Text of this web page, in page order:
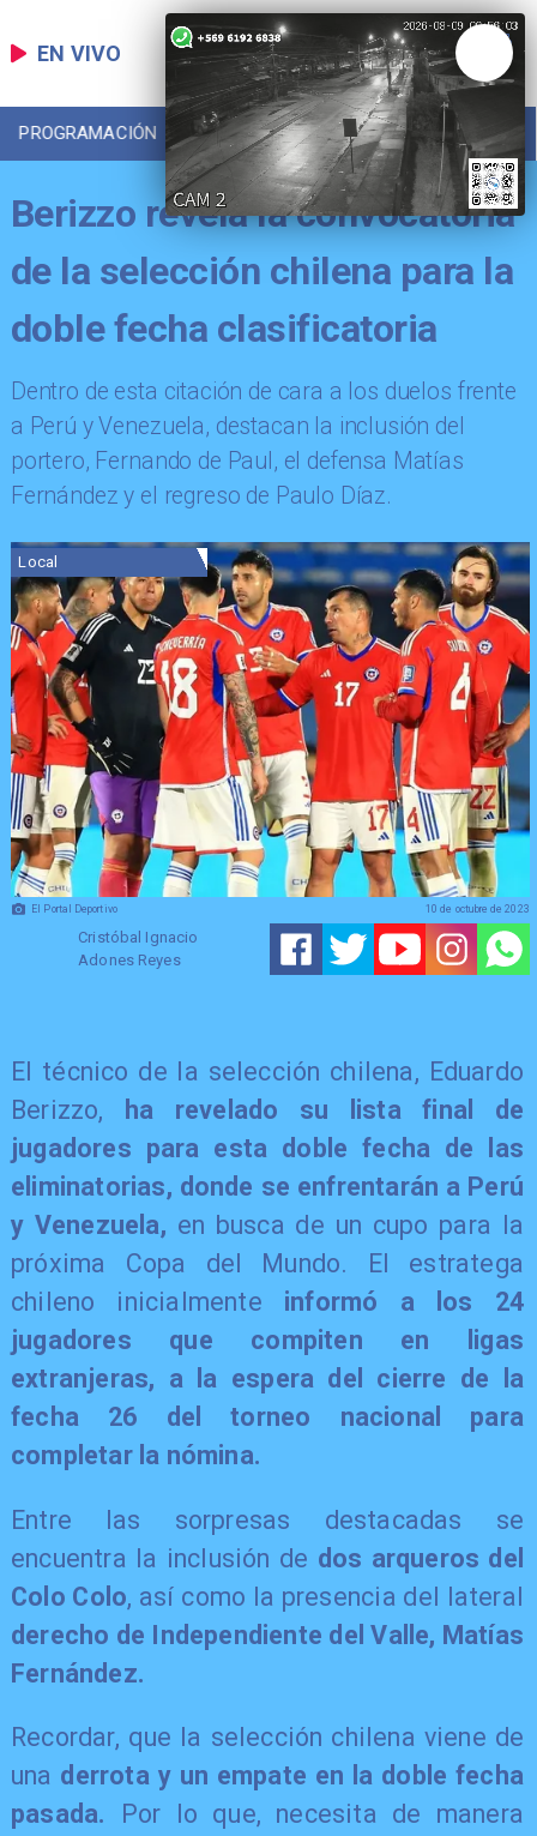
EN VIVO
PROGRAMACIÓN LOCAL DEPORTES
Berizzo revela la convocatoria
de la selección chilena para la
doble fecha clasificatoria
Dentro de esta citación de cara a los duelos frente
a Perú y Venezuela, destacan la inclusión del
portero, Fernando de Paul, el defensa Matías
Fernández y el regreso de Paulo Díaz.
El Portal Deportivo
Local
Cristóbal Ignacio
Adones Reyes
10 de octubre de 2023
El técnico de la selección chilena, Eduardo
Berizzo,
ha revelado su lista final de
jugadores para esta doble fecha de las
eliminatorias, donde se enfrentarán a Perú
y Venezuela, en busca de un cupo para la
próxima Copa del Mundo. El estratega
chileno inicialmente informó a los 24
jugadores que compiten en ligas
extranjeras, a la espera del cierre de la
fecha 26 del torneo nacional para
completar la nómina.
Entre las sorpresas destacadas se
encuentra la inclusión de dos arqueros del
Colo Colo, así como la presencia del lateral
derecho de Independiente del Valle, Matías
Fernández.
Recordar, que la selección chilena viene de
una derrota y un empate en la doble fecha
pasada. Por lo que, necesita de manera